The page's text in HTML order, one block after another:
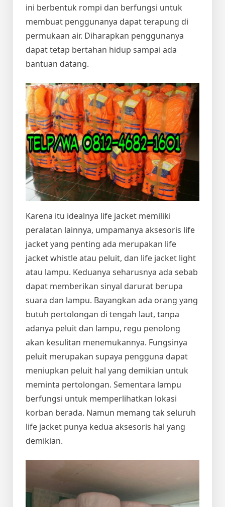
ini berbentuk rompi dan berfungsi untuk
membuat penggunanya dapat terapung di
permukaan air. Diharapkan penggunanya
dapat tetap bertahan hidup sampai ada
bantuan datang.
Karena itu idealnya life jacket memiliki
peralatan lainnya, umpamanya aksesoris life
jacket yang penting ada merupakan life
jacket whistle atau peluit, dan life jacket light
atau lampu. Keduanya seharusnya ada sebab
dapat memberikan sinyal darurat berupa
suara dan lampu. Bayangkan ada orang yang
butuh pertolongan di tengah laut, tanpa
adanya peluit dan lampu, regu penolong
akan kesulitan menemukannya. Fungsinya
peluit merupakan supaya pengguna dapat
meniupkan peluit hal yang demikian untuk
meminta pertolongan. Sementara lampu
berfungsi untuk memperlihatkan lokasi
korban berada. Namun memang tak seluruh
life jacket punya kedua aksesoris hal yang
demikian.